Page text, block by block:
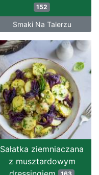
152
Smaki Na Talerzu
Sałatka ziemniaczana
z musztardowym